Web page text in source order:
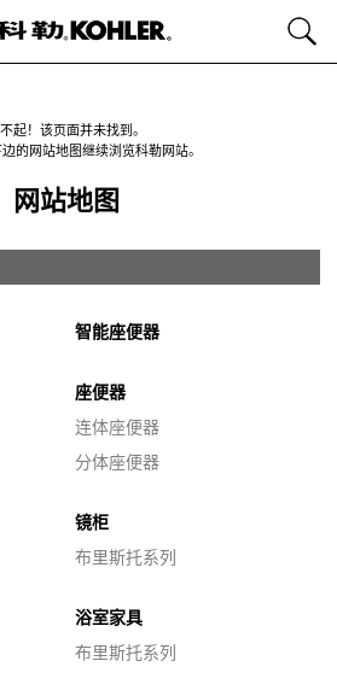
起！该页面并未找到。
的网站地图继续浏览科勒网站。
网站地图
智能座便器
座便器
连体座便器
分体座便器
镜柜
布里斯托系列
浴室家具
布里斯托系列